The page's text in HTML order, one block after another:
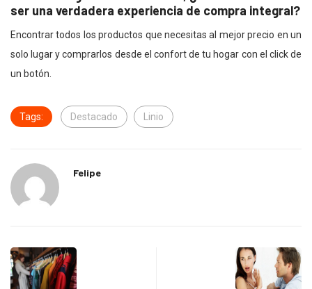
ser una verdadera experiencia de compra integral?
Encontrar todos los productos que necesitas al mejor precio en un
solo lugar y comprarlos desde el confort de tu hogar con el click de
un botón.
Tags: Destacado Linio
Felipe